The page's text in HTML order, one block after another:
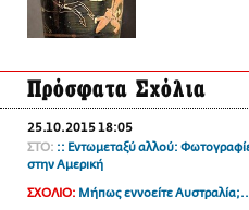
LIFO SHOP
NEWSLETTER
ΜΙΚΡΟΠΡΑΓΜΑΤΑ
THE GOOD LIFO
Plus
Πρόσφατα Σχόλια
25.10.2015 18:05
ΣΤΟ: :: Εντωμεταξύ αλλού:
στην Αμερική
ΣΧΟΛΙΟ: Μήπως εννοείτε